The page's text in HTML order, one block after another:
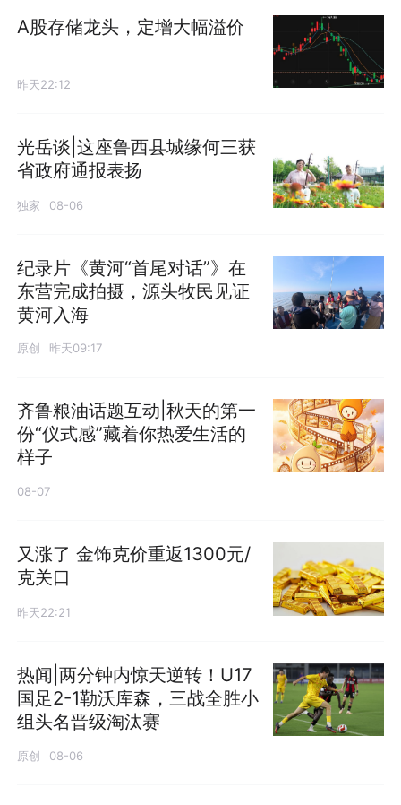
A股存储龙头，定增大幅溢价
昨天22:12
光岳谈|这座鲁西县城缘何三获
省政府通报表扬
独家 08-06
纪录片《黄河“首尾对话”》在
东营完成拍摄，源头牧民见证
黄河入海
原创 昨天09:17
齐鲁粮油话题互动|秋天的第一
份“仪式感”藏着你热爱生活的
样子
08-07
又涨了 金饰克价重返1300元/
克关口
昨天22:21
热闻|两分钟内惊天逆转！U17
国足2-1勒沃库森，三战全胜小
组头名晋级淘汰赛
原创 08-06